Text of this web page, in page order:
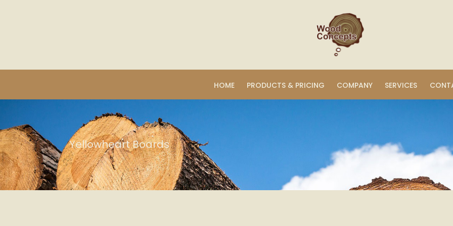
HOME PRODUCTS & PRICING COMPANY SERVICES
Yellowheart Boards